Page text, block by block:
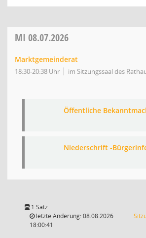
MI 08.07.2026
Marktgemeinderat
18:30-20:38 Uhr im Sitzungssaal des
Öffentliche
Niederschrift -
1 Satz
letzte Änderung: 08.08.2026
18:00:41